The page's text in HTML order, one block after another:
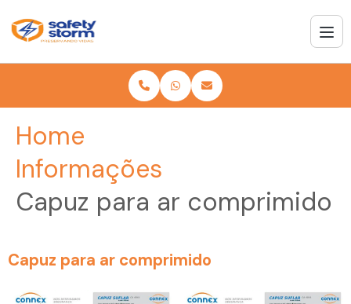
Home
Informações
Capuz para ar comprimido
Capuz para ar comprimido